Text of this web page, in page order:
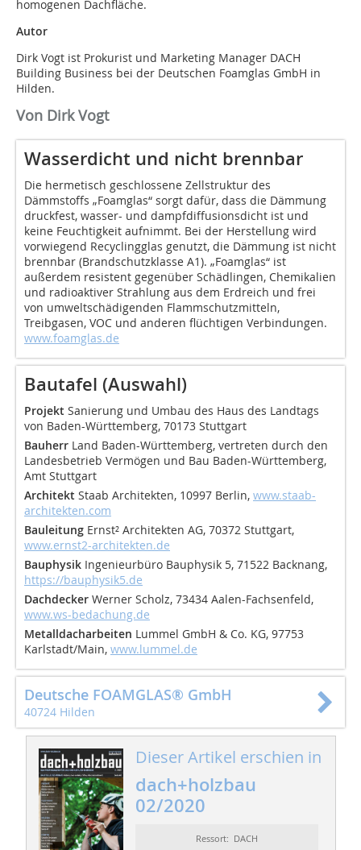
homogenen Dachfläche.
Autor
Dirk Vogt ist Prokurist und Marketing Manager DACH
Building Business bei der Deutschen Foamglas GmbH in
Hilden.
Von Dirk Vogt
Wasserdicht und nicht brennbar
Die hermetisch geschlossene Zellstruktur des
Dämmstoffs „Foamglas“ sorgt dafür, dass die Dämmung
druckfest, wasser- und dampfdiffusionsdicht ist und
keine Feuchtigkeit aufnimmt. Bei der Herstellung wird
vorwiegend Recyclingglas genutzt, die Dämmung ist nicht
brennbar (Brandschutzklasse A1). „Foamglas“ ist
außerdem resistent gegenüber Schädlingen, Chemikalien
und radioaktiver Strahlung aus dem Erdreich und frei
von umweltschädigenden Flammschutzmitteln,
Treibgasen, VOC und anderen flüchtigen Verbindungen.
www.foamglas.de
Bautafel (Auswahl)
Projekt Sanierung und Umbau des Haus des Landtags
von Baden-Württemberg, 70173 Stuttgart
Bauherr Land Baden-Württemberg, vertreten durch den
Landesbetrieb Vermögen und Bau Baden-Württemberg,
Amt Stuttgart
Architekt Staab Architekten, 10997 Berlin, www.staab-
architekten.com
Bauleitung Ernst² Architekten AG, 70372 Stuttgart,
www.ernst2-architekten.de
Bauphysik Ingenieurbüro Bauphysik 5, 71522 Backnang,
https://bauphysik5.de
Dachdecker Werner Scholz, 73434 Aalen-Fachsenfeld,
www.ws-bedachung.de
Metalldacharbeiten Lummel GmbH & Co. KG, 97753
Karlstadt/Main, www.lummel.de
Deutsche FOAMGLAS® GmbH
40724 Hilden
Dieser Artikel erschien in
dach+holzbau
02/2020
Ressort: DACH